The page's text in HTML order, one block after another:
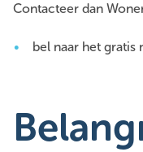
Contacteer dan
bel naar het gratis